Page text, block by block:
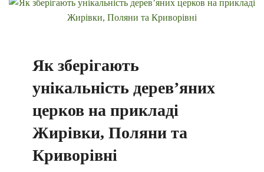
Як зберігають
унікальність дерев’яних
церков на прикладі
Жирівки, Поляни та
Криворівні